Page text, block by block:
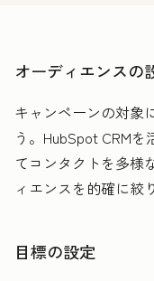
オーディエンスの
キャンペーンの対象
う。HubSpot CRM
てコンタクトを多様
ィエンスを的確に絞
目標の設定